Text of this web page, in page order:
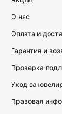
О нас
Оплата и
Гарантия и
Проверка
Уход за
Правовая